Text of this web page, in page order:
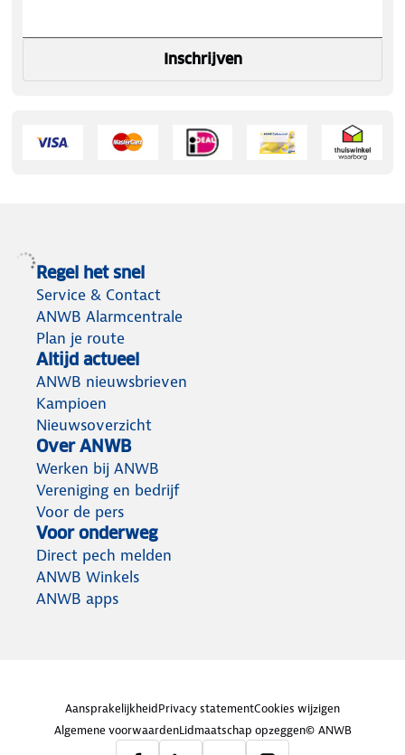
Inschrijven
Regel het snel
Service & Contact
ANWB Alarmcentrale
Plan je route
Altijd actueel
ANWB nieuwsbrieven
Kampioen
Nieuwsoverzicht
Over ANWB
Werken bij ANWB
Vereniging en bedrijf
Voor de pers
Voor onderweg
Direct pech melden
ANWB Winkels
ANWB apps
AansprakelijkheidPrivacy statementCookies wijzigen
Algemene voorwaardenLidmaatschap opzeggen© ANWB